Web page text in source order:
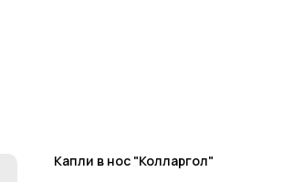
Капли в нос "Колларгол"